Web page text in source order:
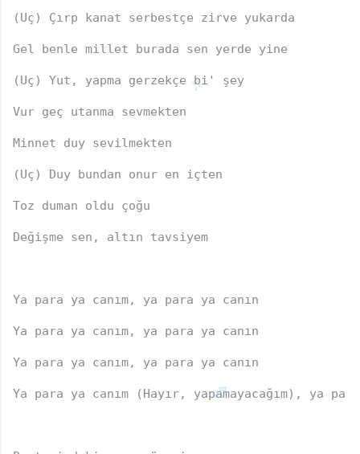
(Uç) Çırp kanat serbestçe zirve yukarda
Gel benle millet burada sen yerde yine
(Uç) Yut, yapma gerzekçe bi' şey
Vur geç utanma sevmekten
Minnet duy sevilmekten
(Uç) Duy bundan onur en içten
Toz duman oldu çoğu
Değişme sen, altın tavsiyem
Ya para ya canım, ya para ya canın
Ya para ya canım, ya para ya canın
Ya para ya canım, ya para ya canın
Ya para ya canım (Hayır, yapamayacağım), ya